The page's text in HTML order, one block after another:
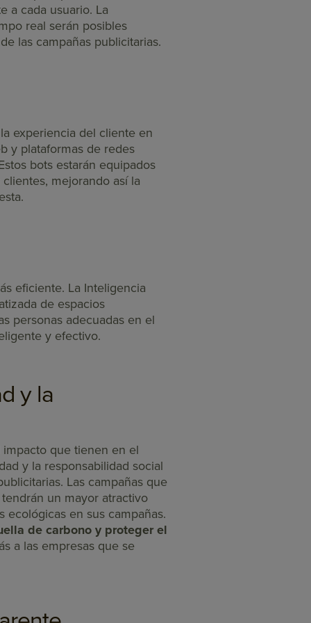
a cada usuario. La
real serán posibles
las campañas publicitarias.
experiencia del cliente en
y plataformas de redes
bots estarán equipados
mejorando así la
eficiente. La Inteligencia
de espacios
personas adecuadas en el
y efectivo.
y la
que tienen en el
y la responsabilidad social
Las campañas que
un mayor atractivo
ecológicas en sus campañas.
de carbono y proteger el
a las empresas que se